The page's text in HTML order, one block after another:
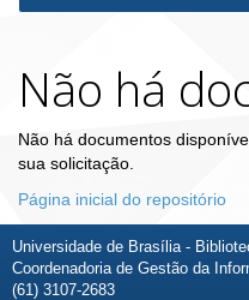
Não há
Não há documentos
sua solicitação.
Página inicial do repositório
Universidade de Brasília -
Coordenadoria de Gestão da
(61) 3107-2683